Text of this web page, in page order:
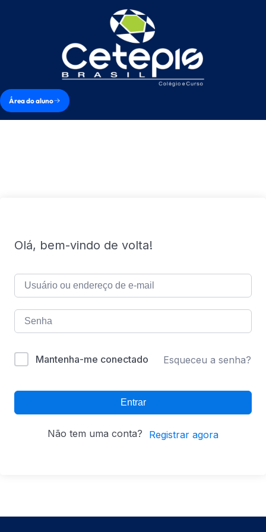
Área do aluno
Olá, bem-vindo de volta!
Mantenha-me conectado Esqueceu a senha?
Entrar
Não tem uma conta? Registrar agora